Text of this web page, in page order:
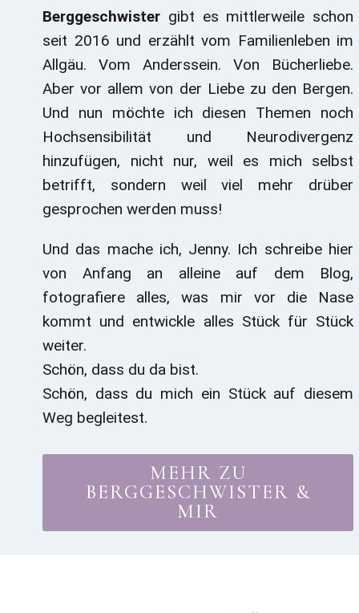
Berggeschwister gibt es mittlerweile schon
seit 2016 und erzählt vom Familienleben im
Allgäu. Vom Anderssein. Von Bücherliebe.
Aber vor allem von der Liebe zu den Bergen.
Und nun möchte ich diesen Themen noch
Hochsensibilität und Neurodivergenz
hinzufügen, nicht nur, weil es mich selbst
betrifft, sondern weil viel mehr drüber
gesprochen werden muss!
Und das mache ich, Jenny. Ich schreibe hier
von Anfang an alleine auf dem Blog,
fotografiere alles, was mir vor die Nase
kommt und entwickle alles Stück für Stück
weiter.
Schön, dass du da bist.
Schön, dass du mich ein Stück auf diesem
Weg begleitest.
MEHR ZU
BERGGESCHWISTER &
MIR